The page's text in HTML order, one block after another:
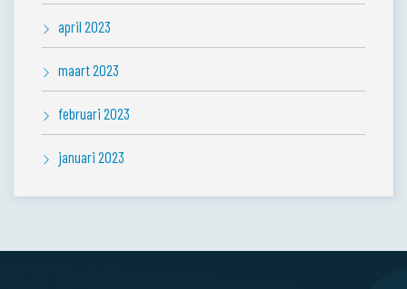
april 2023
maart 2023
februari 2023
januari 2023